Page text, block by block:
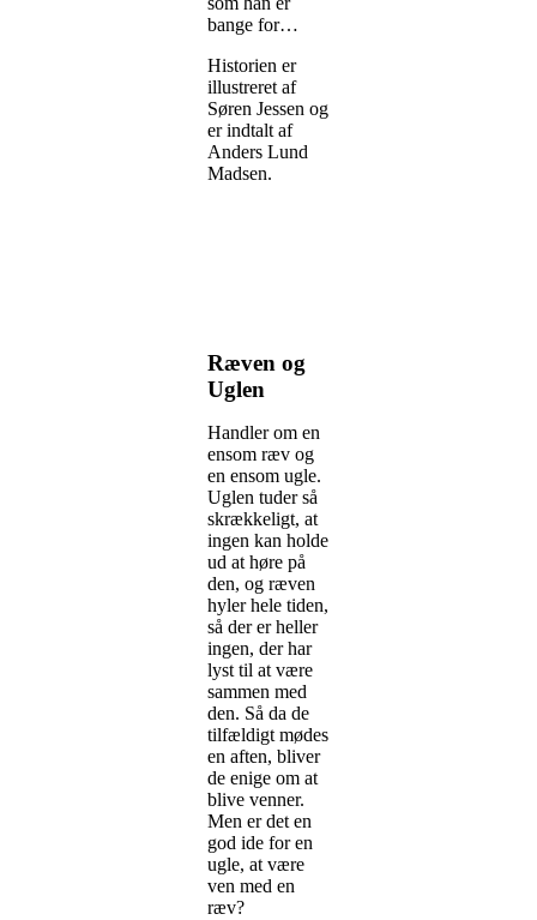
bange for…
Historien er
illustreret af
Søren Jessen og
er indtalt af
Anders Lund
Madsen.
Ræven og
Uglen
Handler om en
ensom ræv og
en ensom ugle.
Uglen tuder så
skrækkeligt, at
ingen kan holde
ud at høre på
den, og ræven
hyler hele tiden,
så der er heller
ingen, der har
lyst til at være
sammen med
den. Så da de
tilfældigt mødes
en aften, bliver
de enige om at
blive venner.
Men er det en
god ide for en
ugle, at være
ven med en
ræv?